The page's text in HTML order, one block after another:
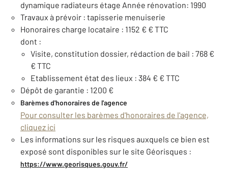
dynamique radiateurs étage Année rénovation: 1990
Travaux à prévoir : tapisserie menuiserie
Honoraires charge locataire : 1152 € € TTC
dont :
Visite, constitution dossier, rédaction de bail : 768 €
€ TTC
Etablissement état des lieux : 384 € € TTC
Dépôt de garantie : 1200 €
Barèmes d'honoraires de l'agence
Pour consulter les barèmes d'honoraires de l'agence,
cliquez ici
Les informations sur les risques auxquels ce bien est
exposé sont disponibles sur le site Géorisques :
https://www.georisques.gouv.fr/